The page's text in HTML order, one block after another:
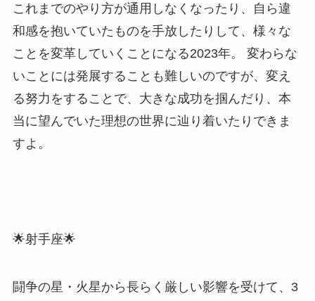
これまでのやり方が通用しなくなったり、自ら違
和感を抱いていたものを手放したりして、様々な
ことを変革していくことになる2023年。 変わらな
いことには発展することも難しいのですが、変え
る努力をすることで、大きな成功を掴んだり、本
当に望んでいた理想の世界に辿り着いたりできま
すよ。
🌟射手座🌟
闘争の星・火星から長らく厳しい影響を受けて、3